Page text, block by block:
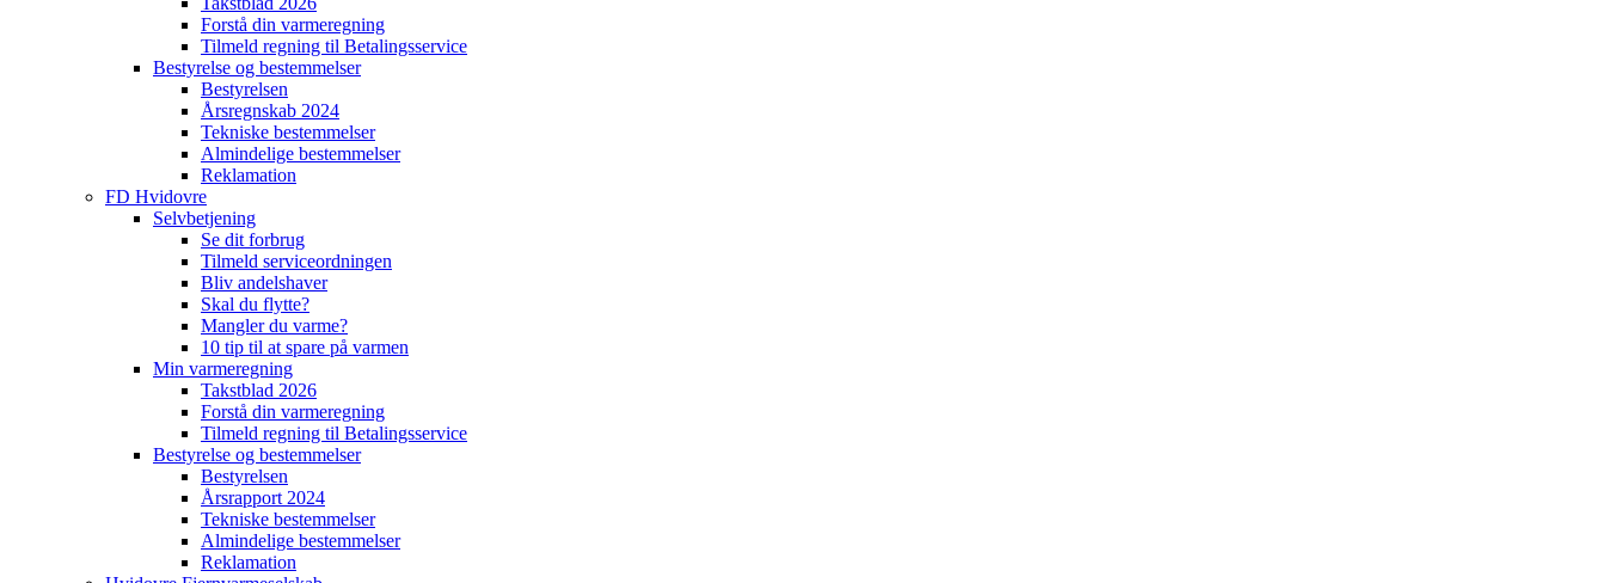
Forstå din varmeregning
Tilmeld regning til Betalingsservice
Bestyrelse og bestemmelser
Bestyrelsen
Årsregnskab 2024
Tekniske bestemmelser
Almindelige bestemmelser
Reklamation
FD Hvidovre
Selvbetjening
Se dit forbrug
Tilmeld serviceordningen
Bliv andelshaver
Skal du flytte?
Mangler du varme?
10 tip til at spare på varmen
Min varmeregning
Takstblad 2026
Forstå din varmeregning
Tilmeld regning til Betalingsservice
Bestyrelse og bestemmelser
Bestyrelsen
Årsrapport 2024
Tekniske bestemmelser
Almindelige bestemmelser
Reklamation